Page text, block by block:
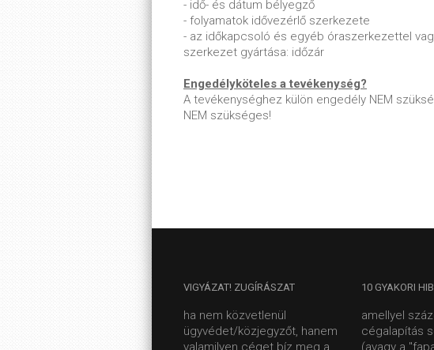
- idő- és dátum bélyegző
- folyamatok idővezérlő szerkezete
- az időkapcsoló és egyéb óraszerkezettel
szerkezet gyártása: időzár
Engedélyköteles a tevékenység?
A tevékenységhez külön engedély NEM
NEM szükséges!
VIGYÁZAT! ZUGÍRÁSZAT
ha nem közvetlenül
ügyvédet/közjegyzőt, hanem
valamilyen céget bíz meg a
10 GYAKORI
amellyel
cégalapítás
(avagy a